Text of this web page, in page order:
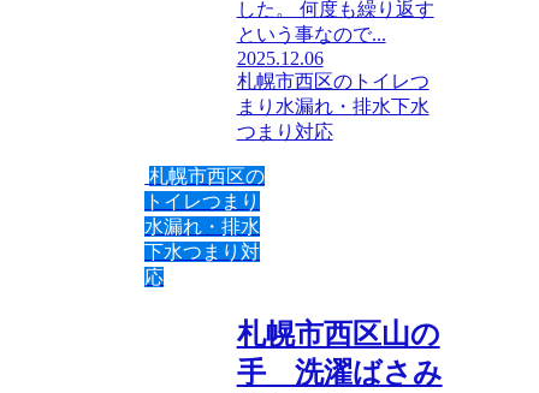
した。 何度も繰り返す
という事なので...
2025.12.06
札幌市西区のトイレつ
まり水漏れ・排水下水
つまり対応
札幌市西区の
トイレつまり
水漏れ・排水
下水つまり対
応
札幌市西区山の
手 洗濯ばさみ